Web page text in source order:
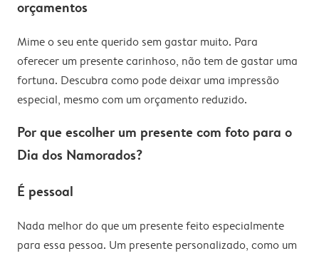
orçamentos
Mime o seu ente querido sem gastar muito. Para
oferecer um presente carinhoso, não tem de gastar uma
fortuna. Descubra como pode deixar uma impressão
especial, mesmo com um orçamento reduzido.
Por que escolher um presente com foto para o
Dia dos Namorados?
É pessoal
Nada melhor do que um presente feito especialmente
para essa pessoa. Um presente personalizado, como um